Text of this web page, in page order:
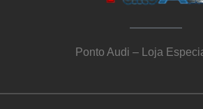
Ponto Audi – Loja